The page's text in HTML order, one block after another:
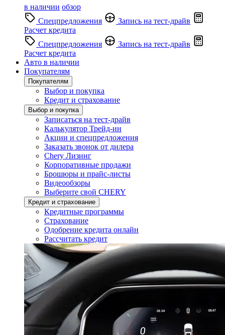
в наличии обзор
Спецпредложения
Запись на тест-драйв
Расчет кредита
Спецпредложения
Запись на тест-драйв
Расчет кредита
Авто в наличии
Покупателям
Покупателям
Выбор и покупка
Кредит и страхование
Выбор и покупка
Записаться на тест-драйв
Калькулятор Трейд-ин
Акции и спецпредложения
Заказать звонок от дилера
Chery Лизинг
Корпоративные продажи
Брошюры и прайс-листы
Видеообзоры
Выберите свой CHERY
Кредит и страхование
Кредитные программы
Страхование
Одобрение кредита онлайн
Рассчитать кредит